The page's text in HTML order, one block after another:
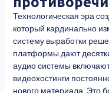
Технологическая эра
который кардинально
систему выработки
платформы дают
аудио системы
видеохостинги